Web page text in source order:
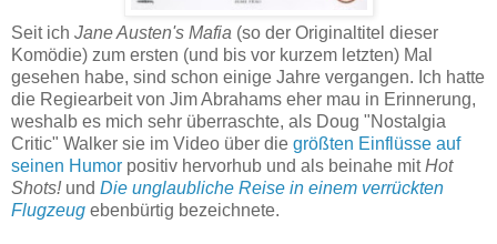
Seit ich Jane Austen's Mafia (so der Originaltitel dieser
Komödie) zum ersten (und bis vor kurzem letzten) Mal
gesehen habe, sind schon einige Jahre vergangen. Ich hatte
die Regiearbeit von Jim Abrahams eher mau in Erinnerung,
weshalb es mich sehr überraschte, als Doug "Nostalgia
Critic" Walker sie im Video über die größten Einflüsse auf
seinen Humor positiv hervorhub und als beinahe mitHot
Shots!und Die unglaubliche Reise in einem verrückten
Flugzeug ebenbürtig bezeichnete.